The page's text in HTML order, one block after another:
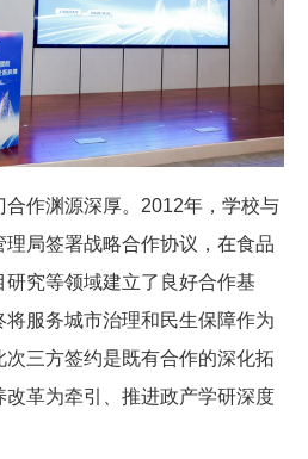
合作渊源深厚。2012年，学校与
局签署战略合作协议，在食品
究等领域建立了良好合作基
服务城市治理和民生保障作为
次三方签约是既有合作的深化拓
改革为牵引、推进政产学研深度